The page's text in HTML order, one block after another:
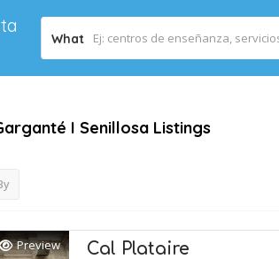
What
I Senillosa Listings
Preview Cal Plataire